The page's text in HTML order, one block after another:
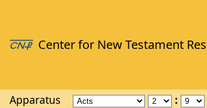
Apparatus